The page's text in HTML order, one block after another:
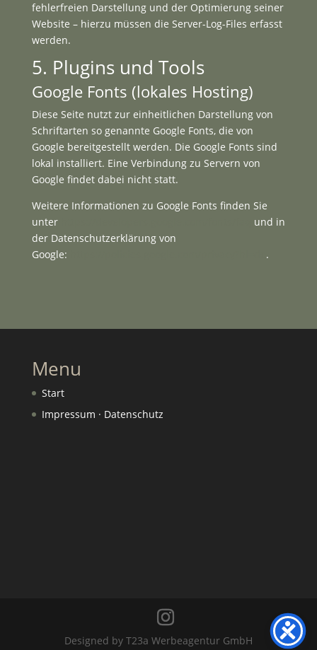
fehlerfreien Darstellung und der Optimierung seiner
Website – hierzu müssen die Server-Log-Files erfasst
werden.
5. Plugins und Tools
Google Fonts (lokales Hosting)
Diese Seite nutzt zur einheitlichen Darstellung von
Schriftarten so genannte Google Fonts, die von
Google bereitgestellt werden. Die Google Fonts sind
lokal installiert. Eine Verbindung zu Servern von
Google findet dabei nicht statt.
Weitere Informationen zu Google Fonts finden Sie
unter
und in
der Datenschutzerklärung von
Google:
.
Menu
Start
Impressum · Datenschutz
Designed by T23a Werbeagentur GmbH